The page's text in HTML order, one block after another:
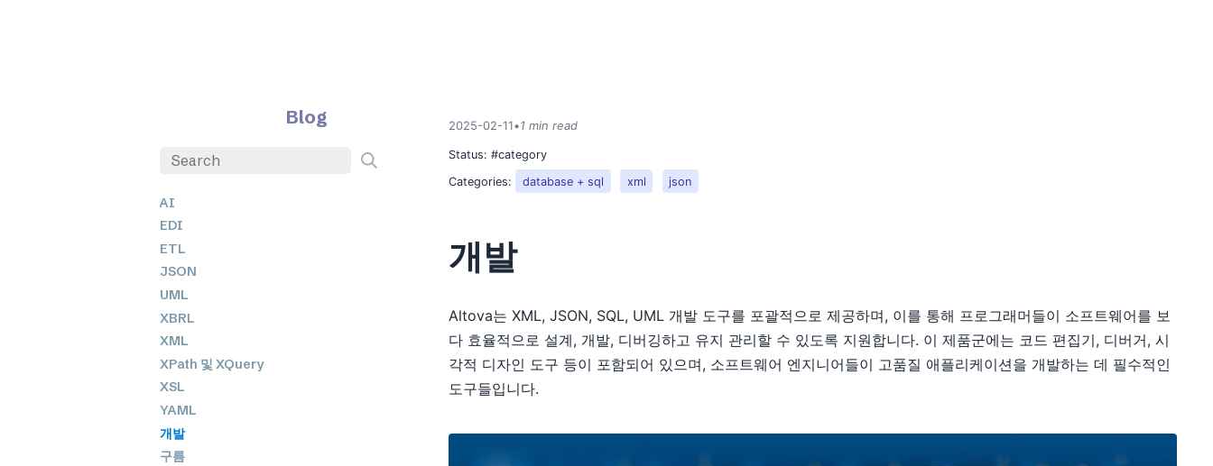
Blog
AI
EDI
ETL
JSON
UML
XBRL
XML
XPath 및 XQuery
XSL
YAML
개발
구름
2025-02-11•1 min read
Status:#category
Categories:
database + sql xml json
개발
Altova는 XML, JSON, SQL, UML 개발 도구를 포괄적으로 제공하며, 이를 통해 프로그래머들이 소프트웨어를 보
다 효율적으로 설계, 개발, 디버깅하고 유지 관리할 수 있도록 지원합니다. 이 제품군에는 코드 편집기, 디버거, 시
각적 디자인 도구 등이 포함되어 있으며, 소프트웨어 엔지니어들이 고품질 애플리케이션을 개발하는 데 필수적인
도구들입니다.